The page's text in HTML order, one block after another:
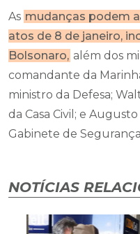
As mudanças podem
atos de 8 de janeiro,
Bolsonaro, além dos
comandante da
ministro da Defesa;
da Casa Civil; e
Gabinete de
NOTÍCIAS